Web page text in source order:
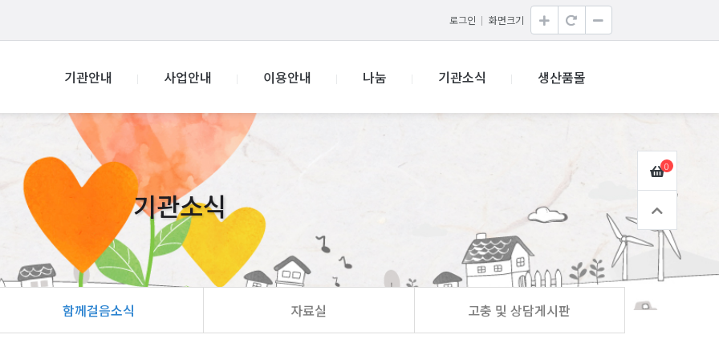
로그인 화면크기
기관안내 사업안내 이용안내 나눔 기관소식 생산품몰
기관소식
함께걸음소식 자료실 고충 및 상담게시판
0